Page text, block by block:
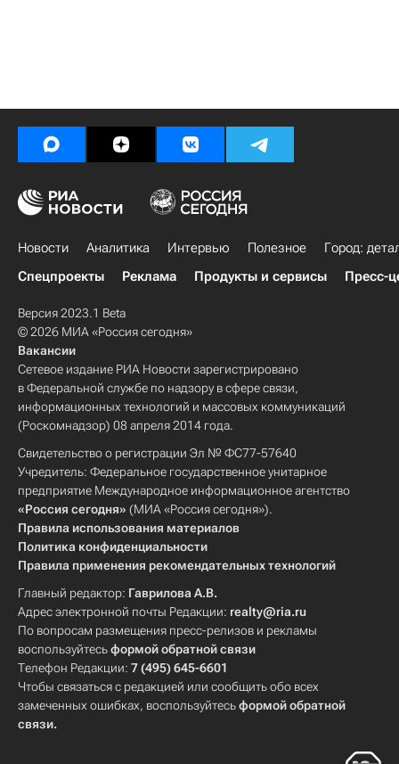
Новости Аналитика Интервью Полезное
Город:
Спецпроекты
Реклама Продукты и сервисы Пресс-
Версия 2023.1 Beta
© 2026 МИА «Россия сегодня»
Вакансии
Сетевое издание РИА Новости зарегистрировано
в Федеральной службе по надзору в сфере связи,
информационных технологий и массовых коммуникаций
(Роскомнадзор) 08 апреля 2014 года.
Свидетельство о регистрации Эл № ФС77-57640
Учредитель: Федеральное государственное унитарное
предприятие Международное информационное агентство
«Россия сегодня» (МИА «Россия сегодня»).
Правила использования материалов
Политика конфиденциальности
Правила применения рекомендательных технологий
Главный редактор: Гаврилова А.В.
Адрес электронной почты Редакции: realty@ria.ru
По вопросам размещения пресс-релизов и рекламы
воспользуйтесьформой обратной связи
Телефон Редакции: 7 (495) 645-6601
Чтобы связаться с редакцией или сообщить обо всех
замеченных ошибках, воспользуйтесьформой обратной
связи.